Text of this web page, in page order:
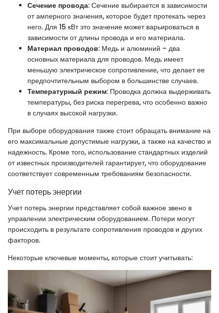
Сечение провода: Сечение выбирается в зависимости
от амперного значения, которое будет протекать через
него. Для 15 кВт это значение может варьироваться в
зависимости от длины провода и его материала.
Материал проводов: Медь и алюминий – два
основных материала для проводов. Медь имеет
меньшую электрическое сопротивление, что делает ее
предпочтительным выбором в большинстве случаев.
Температурный режим: Проводка должна выдерживать
температуры, без риска перегрева, что особенно важно
в случаях высокой нагрузки.
При выборе оборудования также стоит обращать внимание на
его максимальные допустимые нагрузки, а также на качество и
надежность. Кроме того, использование стандартных изделий
от известных производителей гарантирует, что оборудование
соответствует современным требованиям безопасности.
Учет потерь энергии
Учет потерь энергии представляет собой важное звено в
управлении электрическим оборудованием. Потери могут
происходить в результате сопротивления проводов и других
факторов.
Некоторые ключевые моменты, которые стоит учитывать: